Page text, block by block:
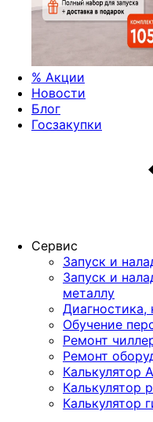
% Акции
Новости
Блог
Госзакупки
Сервис
Запуск и
Запуск и
металлу
Диагностика,
Обучение
Ремонт
Ремонт
Калькулятор
Калькулятор
Калькулятор